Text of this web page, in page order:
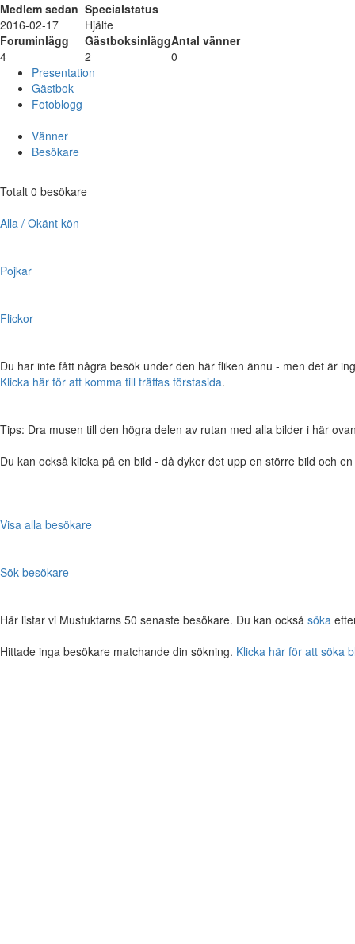
Medlem sedan Specialstatus
2016-02-17
Hjälte
Foruminlägg
GästboksinläggAntal vänner
4
2
0
Presentation
Gästbok
Fotoblogg
Vänner
Besökare
Totalt 0 besökare
Alla / Okänt kön
Pojkar
Flickor
Du har inte fått några besök under den här fliken ännu - men det är
Klicka här för att komma till träffas förstasida.
Tips: Dra musen till den högra delen av rutan med alla bilder i här
Du kan också klicka på en bild - då dyker det upp en större bild och
Visa alla besökare
Sök besökare
Här listar vi Musfuktarns 50 senaste besökare. Du kan också söka
Hittade inga besökare matchande din sökning. Klicka här för att söka